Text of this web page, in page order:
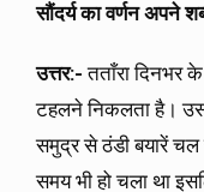
सौंदर्य का वर्णन अपने
उत्तर:-तताँरा दिनभर
टहलने निकलता है।
समुद्र से ठंडी बयारें चल
समय भी हो चला था